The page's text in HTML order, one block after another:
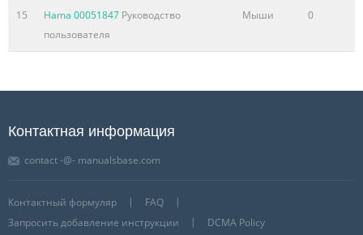
15 Hama 00051847 Руководство
пользователя
Мыши 0
Контактная информация
contact -@- manualsbase.com
Контактный формуляр
FAQ
Запросить добавление инструкции
DCMA Policy